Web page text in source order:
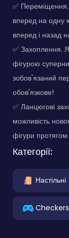
✅ Переміщення.
вперед на одну
вперед і назад
✅ Захоплення.
фігурою
зобов'язаний
обов'язкове!
✅ Ланцюгові
можливість
фігури
Категорії:
Настільні
Checkers